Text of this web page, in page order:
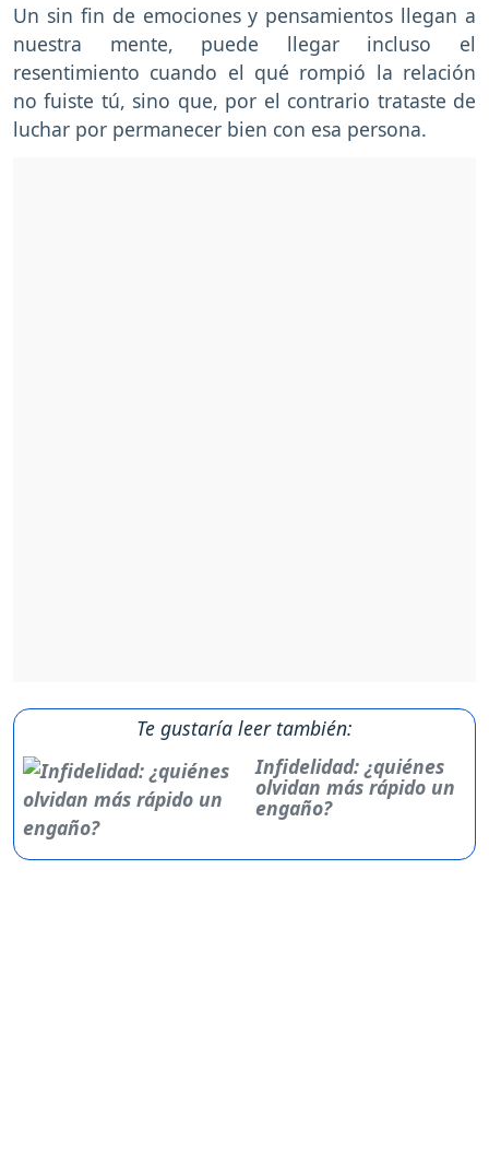
Un sin fin de emociones y pensamientos llegan a
nuestra mente, puede llegar incluso el
resentimiento cuando el qué rompió la relación
no fuiste tú, sino que, por el contrario trataste de
luchar por permanecer bien con esa persona.
Te gustaría leer también:
Infidelidad: ¿quiénes
olvidan más rápido un
engaño?